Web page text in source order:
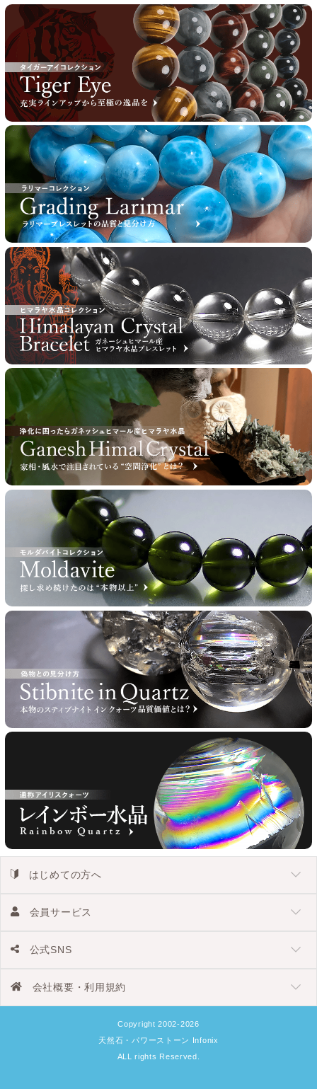
はじめての方へ
会員サービス
公式SNS
会社概要・利用規約
Copyright 2002-2026
天然石・パワーストーン Infonix
ALL rights Reserved.